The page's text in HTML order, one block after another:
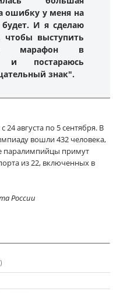
ошибку у меня на
будет. И я сделаю
чтобы выступить
марафон в
и постараюсь
знак".
августа по 5 сентября. В
вошли 432 человека,
паралимпийцы примут
из 22, включенных в
России